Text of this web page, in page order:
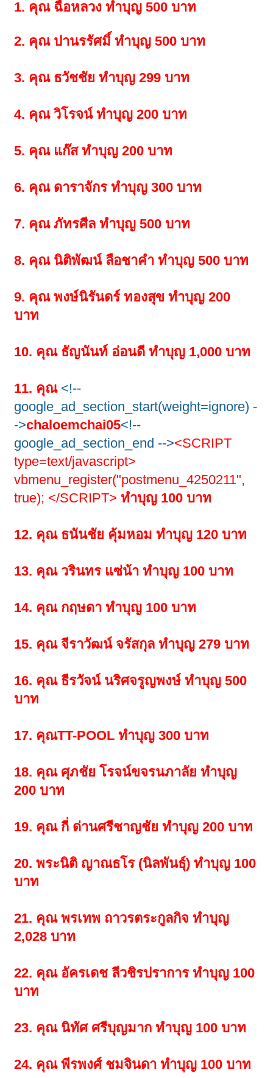
1. คุณ ฉือหลวง ทำบุญ 500 บาท
2. คุณ ปานรรัศมิ์ ทำบุญ 500 บาท
3. คุณ ธวัชชัย ทำบุญ 299 บาท
4. คุณ วิโรจน์ ทำบุญ 200 บาท
5. คุณ แก๊ส ทำบุญ 200 บาท
6. คุณ ดาราจักร ทำบุญ 300 บาท
7. คุณ ภัทรศีล ทำบุญ 500 บาท
8. คุณ นิติพัฒน์ ลือชาคำ ทำบุญ 500 บาท
9. คุณ พงษ์นิรันดร์ ทองสุข ทำบุญ 200
บาท
10. คุณ ธัญนันท์ อ่อนดี ทำบุญ 1,000 บาท
11. คุณ <!--
google_ad_section_start(weight=ignore) -
->chaloemchai05<!--
google_ad_section_end --><SCRIPT
type=text/javascript>
vbmenu_register("postmenu_4250211",
true); </SCRIPT>ทำบุญ 100 บาท
12. คุณ ธนันชัย คุ้มหอม ทำบุญ 120 บาท
13. คุณ วรินทร แซ่น้า ทำบุญ 100 บาท
14. คุณ กฤษดา ทำบุญ 100 บาท
15. คุณ จีราวัฒน์ จรัสกุล ทำบุญ 279 บาท
16. คุณ ธีรวัจน์ นริศจรูญพงษ์ ทำบุญ 500
บาท
17. คุณTT-POOL ทำบุญ 300 บาท
18. คุณ ศุภชัย โรจน์ขจรนภาลัย ทำบุญ
200 บาท
19. คุณ กี่ ด่านศรีชาญชัย ทำบุญ 200 บาท
20. พระนิติ ญาณธโร (นิลพันธุ์) ทำบุญ 100
บาท
21. คุณ พรเทพ ถาวรตระกูลกิจ ทำบุญ
2,028 บาท
22. คุณ อัครเดช ลีวชิรปราการ ทำบุญ 100
บาท
23. คุณ นิทัศ ศรีบุญมาก ทำบุญ 100 บาท
24. คุณ พีรพงศ์ ชมจินดา ทำบุญ 100 บาท